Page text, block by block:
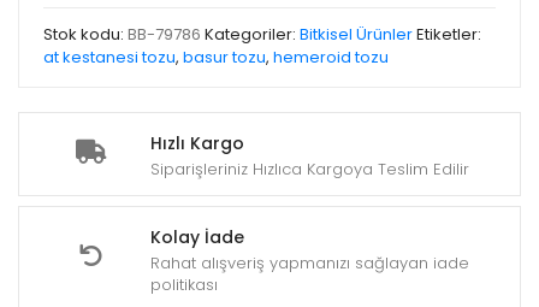
Hızlı Kargo
Siparişleriniz Hızlıca Kargoya Teslim Edilir
Kolay İade
Rahat alışveriş yapmanızı sağlayan iade
politikası
Stok kodu: BB-79786 Kategoriler: Bitkisel ÜrünlerEtiketler:
at kestanesi tozu, basur tozu, hemeroid tozu